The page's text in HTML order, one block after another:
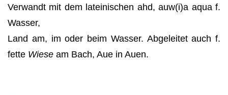
Verwandt mit dem lateinischen ahd, auw(i)a aqua f.
Wasser,
Land am, im oder beim Wasser. Abgeleitet auch f.
fette Wiese am Bach, Aue in Auen.